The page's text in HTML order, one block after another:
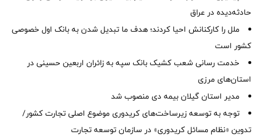
حادثه‌دیده در عراق
ملل را کارکنانش احیا کردند؛ هدف ما تبدیل شدن به بانک اول خصوصی
کشور است
خدمت رسانی شعب کشیک بانک سپه به زائران اربعین حسینی در
استان‌‌های مرزی
‌مدیر استان گیلان بیمه دی منصوب شد
توجه به توسعه زیرساخت‌های کریدوری موضوع اصلی تجارت کشور/
تدوین «نظام مسائل کریدوری» در سازمان توسعه تجارت